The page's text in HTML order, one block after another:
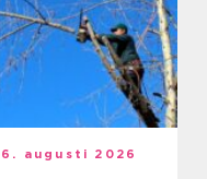
augusti 2026